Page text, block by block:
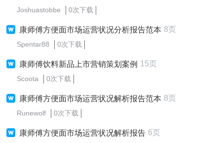
Joshuastobbe 0次下载
康师傅方便面市场运营状况分析报告范本 8页
Spentar88 0次下载
康师傅饮料新品上市营销策划案例 15页
Scoota 0次下载
康师傅方便面市场运营状况解析报告范本 8页
Runewolf 0次下载
康师傅方便面市场运营状况解析报告 6页